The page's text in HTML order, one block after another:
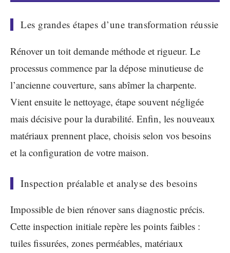
Les grandes étapes d’une transformation réussie
Rénover un toit demande méthode et rigueur. Le
processus commence par la dépose minutieuse de
l’ancienne couverture, sans abîmer la charpente.
Vient ensuite le nettoyage, étape souvent négligée
mais décisive pour la durabilité. Enfin, les nouveaux
matériaux prennent place, choisis selon vos besoins
et la configuration de votre maison.
Inspection préalable et analyse des besoins
Impossible de bien rénover sans diagnostic précis.
Cette inspection initiale repère les points faibles :
tuiles fissurées, zones perméables, matériaux